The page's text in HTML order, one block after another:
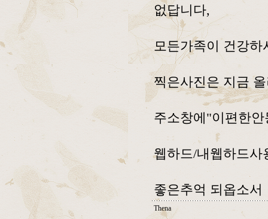
없답니다,
모든가족이 건강하
찍은사진은 지금
주소창에"이편한안
웹하드/내웹하드사
좋은추억 되옵소서
Thena